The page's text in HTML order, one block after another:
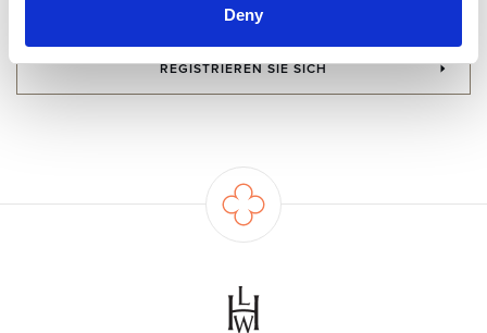
Deny
REGISTRIEREN SIE SICH